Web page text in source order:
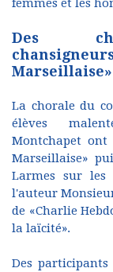
femmes et les
Des
Marseillaise»
La chorale du
élèves
Montchapet ont
Marseillaise»
Larmes sur les
l'auteur
de «Charlie
la laïcité».
Des participants